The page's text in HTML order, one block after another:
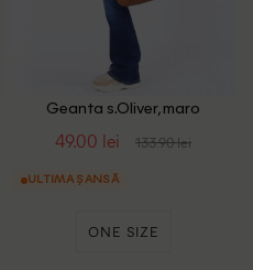
Geanta s.Oliver, maro
49.00 lei 133.90 lei
ULTIMA ȘANSĂ
ONE SIZE